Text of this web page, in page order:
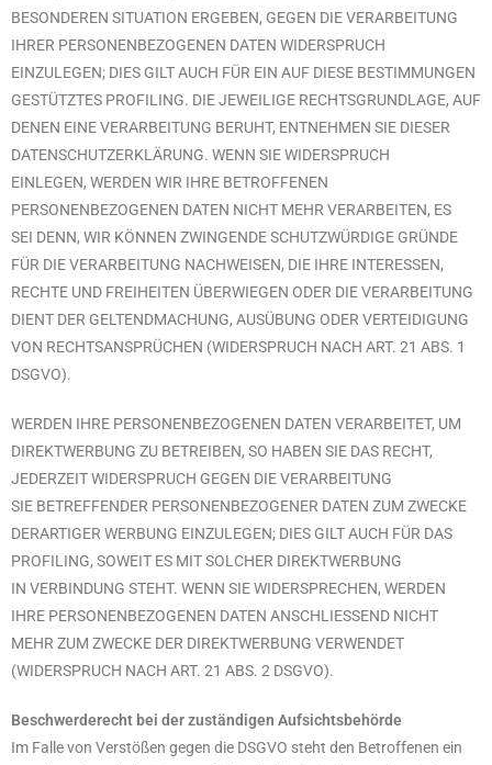
BESONDEREN SITUATION ERGEBEN, GEGEN DIE VERARBEITUNG
IHRER PERSONENBEZOGENEN DATEN WIDERSPRUCH
EINZULEGEN; DIES GILT AUCH FÜR EIN AUF DIESE BESTIMMUNGEN
GESTÜTZTES PROFILING. DIE JEWEILIGE RECHTSGRUNDLAGE, AUF
DENEN EINE VERARBEITUNG BERUHT, ENTNEHMEN SIE DIESER
DATENSCHUTZERKLÄRUNG. WENN SIE WIDERSPRUCH
EINLEGEN, WERDEN WIR IHRE BETROFFENEN
PERSONENBEZOGENEN DATEN NICHT MEHR VERARBEITEN, ES
SEI DENN, WIR KÖNNEN ZWINGENDE SCHUTZWÜRDIGE GRÜNDE
FÜR DIE VERARBEITUNG NACHWEISEN, DIE IHRE INTERESSEN,
RECHTE UND FREIHEITEN ÜBERWIEGEN ODER DIE VERARBEITUNG
DIENT DER GELTENDMACHUNG, AUSÜBUNG ODER VERTEIDIGUNG
VON RECHTSANSPRÜCHEN (WIDERSPRUCH NACH ART. 21 ABS. 1
DSGVO).
WERDEN IHRE PERSONENBEZOGENEN DATEN VERARBEITET, UM
DIREKTWERBUNG ZU BETREIBEN, SO HABEN SIE DAS RECHT,
JEDERZEIT WIDERSPRUCH GEGEN DIE VERARBEITUNG
SIE BETREFFENDER PERSONENBEZOGENER DATEN ZUM ZWECKE
DERARTIGER WERBUNG EINZULEGEN; DIES GILT AUCH FÜR DAS
PROFILING, SOWEIT ES MIT SOLCHER DIREKTWERBUNG
IN VERBINDUNG STEHT. WENN SIE WIDERSPRECHEN, WERDEN
IHRE PERSONENBEZOGENEN DATEN ANSCHLIESSEND NICHT
MEHR ZUM ZWECKE DER DIREKTWERBUNG VERWENDET
(WIDERSPRUCH NACH ART. 21 ABS. 2 DSGVO).
Beschwerderecht bei der zuständigen Aufsichtsbehörde
Im Falle von Verstößen gegen die DSGVO steht den Betroffenen ein